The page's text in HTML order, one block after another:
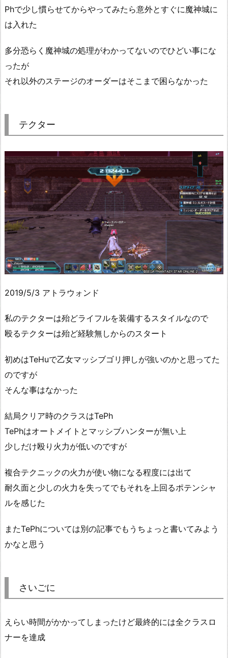
Phで少し慣らせてからやってみたら意外とすぐに魔神城に
は入れた
多分恐らく魔神城の処理がわかってないのでひどい事にな
ったが
それ以外のステージのオーダーはそこまで困らなかった
テクター
2019/5/3 アトラウォンド
私のテクターは殆どライフルを装備するスタイルなので
殴るテクターは殆ど経験無しからのスタート
初めはTeHuで乙女マッシブゴリ押しが強いのかと思ってた
のですが
そんな事はなかった
結局クリア時のクラスはTePh
TePhはオートメイトとマッシブハンターが無い上
少しだけ殴り火力が低いのですが
複合テクニックの火力が使い物になる程度には出て
耐久面と少しの火力を失ってでもそれを上回るポテンシャ
ルを感じた
またTePhについては別の記事でもうちょっと書いてみよう
かなと思う
さいごに
えらい時間がかかってしまったけど最終的には全クラスロ
ナーを達成